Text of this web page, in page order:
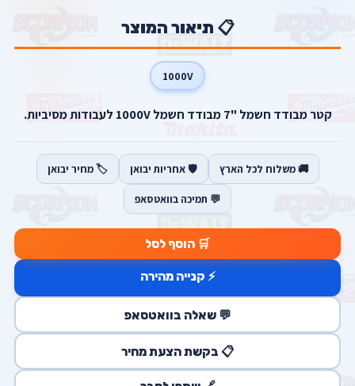
📋 תיאור המוצר
1000V
קטר מבודד חשמל "7 מבודד חשמל 1000V לעבודות מסיביות.
🚚 משלוח לכל הארץ 🛡️ אחריות יבואן 🏷️ מחיר יבואן
💬 תמיכה בוואטסאפ
🛒 הוסף לסל
⚡ קנייה מהירה
💬 שאלה בוואטסאפ
📋 בקשת הצעת מחיר